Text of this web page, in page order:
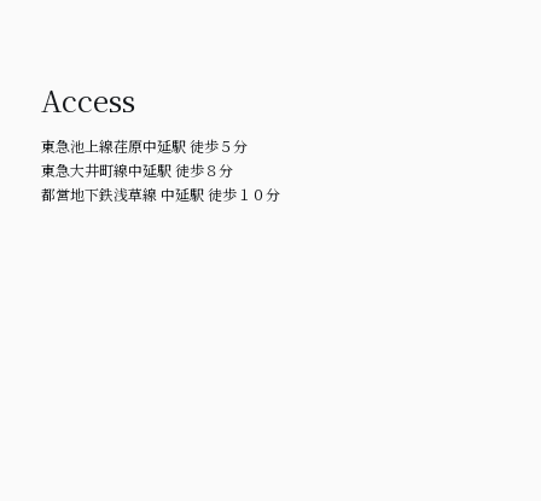
Access
東急池上線荏原中延駅 徒歩５分
東急大井町線中延駅 徒歩８分
都営地下鉄浅草線 中延駅 徒歩１０分